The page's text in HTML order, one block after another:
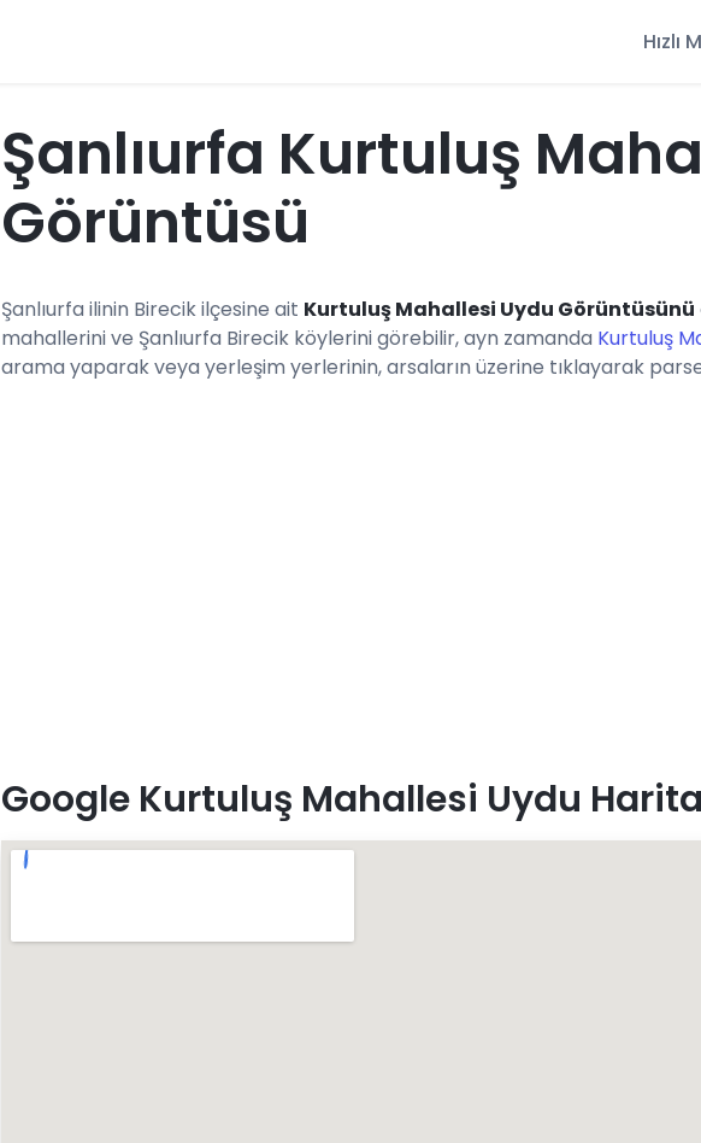
Hızlı
Şanlıurfa Kurtuluş
Görüntüsü
Şanlıurfa ilinin Birecik ilçesine ait Kurtuluş Mahallesi Uydu Görüntüsünü
mahallerini ve Şanlıurfa Birecik köylerini görebilir, ayn zamanda Kurtuluş
arama yaparak veya yerleşim yerlerinin, arsaların üzerine tıklayarak
Google Kurtuluş Mahallesi Uydu